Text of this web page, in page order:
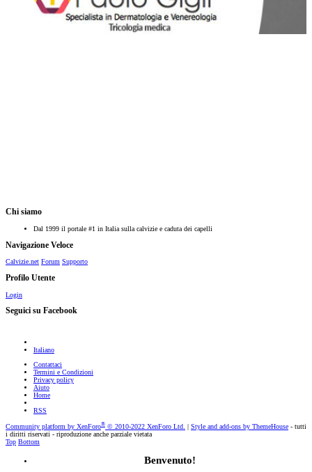
Chi siamo
Dal 1999 il portale #1 in Italia sulla calvizie e caduta dei capelli
Navigazione Veloce
Calvizie.net Forum Supporto
Profilo Utente
Login
Seguici su Facebook
Italiano
Contattaci
Termini e Condizioni
Privacy policy
Aiuto
Home
RSS
Community platform by XenForo® © 2010-2022 XenForo Ltd. Style and add-ons by ThemeHouse - tutti
i diritti riservati - riproduzione anche parziale vietata
Top Bottom
Benvenuto!